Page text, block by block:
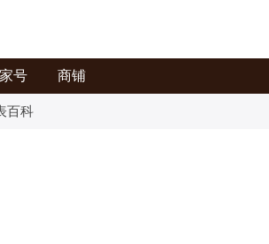
号 商铺
百科